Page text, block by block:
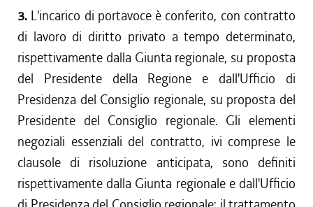
3. L'incarico di portavoce è conferito, con contratto
di lavoro di diritto privato a tempo determinato,
rispettivamente dalla Giunta regionale, su proposta
del Presidente della Regione e dall'Ufficio di
Presidenza del Consiglio regionale, su proposta del
Presidente del Consiglio regionale. Gli elementi
negoziali essenziali del contratto, ivi comprese le
clausole di risoluzione anticipata, sono definiti
rispettivamente dalla Giunta regionale e dall'Ufficio